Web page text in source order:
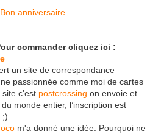
commander cliquez ici :
un site de correspondance
passionnée comme moi de cartes
site c'est postcrossing on envoie et
monde entier, l’inscription est
;)
m'a donné une idée. Pourquoi ne